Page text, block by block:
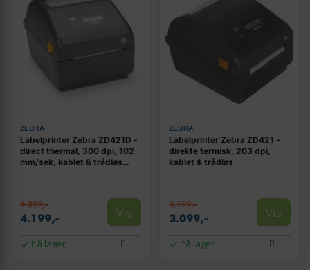
ZEBRA
Labelprinter Zebra ZD421D -
direct thermal, 300 dpi, 102
mm/sek, kablet & trådløs
4.299,-
4.199,- Vis
På lager
ZEBRA
Labelprinter Zebra ZD421 -
direkte termisk, 203 dpi,
kablet & trådløs
3.199,-
3.099,- Vis
På lager